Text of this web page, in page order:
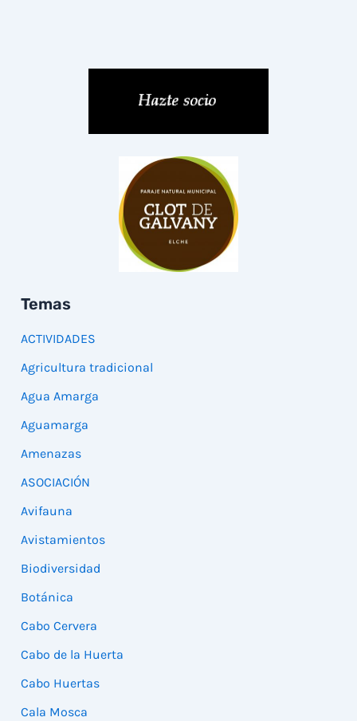
Temas
ACTIVIDADES
Agricultura tradicional
Agua Amarga
Aguamarga
Amenazas
ASOCIACIÓN
Avifauna
Avistamientos
Biodiversidad
Botánica
Cabo Cervera
Cabo de la Huerta
Cabo Huertas
Cala Mosca